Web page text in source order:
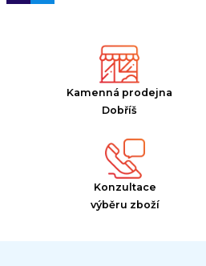
Kamenná prodejna
Dobříš
Konzultace
výběru zboží